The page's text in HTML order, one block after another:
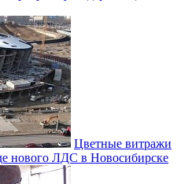
Цветные витражи
нового ЛДС в Новосибирске